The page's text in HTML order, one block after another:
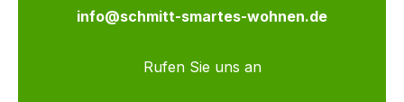
info@schmitt-smartes-wohnen.de
Rufen Sie uns an